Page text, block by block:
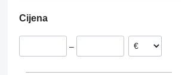
Norveška
Belgija
Kolumbija
Cijena
–